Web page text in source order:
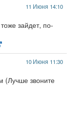
11 Июня 14:10
зайдет, по-
10 Июня 11:30
(Лучше звоните